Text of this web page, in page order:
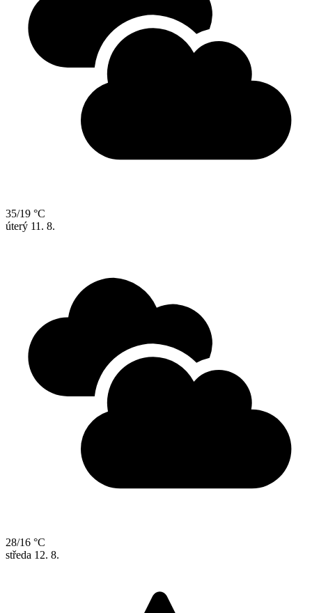
35/19 °C
úterý 11. 8.
28/16 °C
středa 12. 8.